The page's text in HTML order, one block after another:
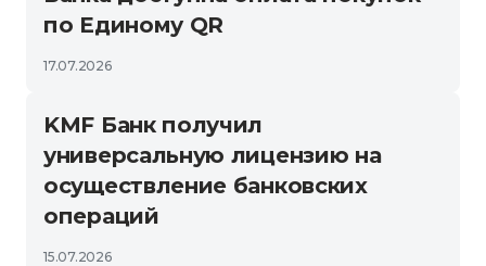
по Единому QR
17.07.2026
KMF Банк получил
универсальную лицензию на
осуществление банковских
операций
15.07.2026